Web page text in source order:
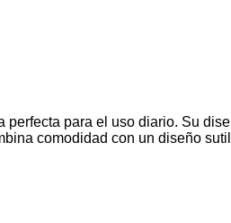
para el uso diario. Su
comodidad con un diseño